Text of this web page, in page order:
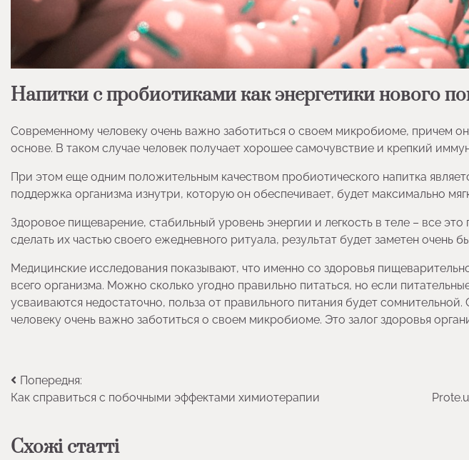
Напитки с пробиотиками как энергетики нового
Современному человеку очень важно заботиться о своем микробиоме, причем
основе. В таком случае человек получает хорошее самочувствие и крепкий
При этом еще одним положительным качеством пробиотического напитка
поддержка организма изнутри, которую он обеспечивает, будет максимально
Здоровое пищеварение, стабильный уровень энергии и легкость в теле – все
сделать их частью своего ежедневного ритуала, результат будет заметен очень
Медицинские исследования показывают, что именно со здоровья
всего организма. Можно сколько угодно правильно питаться, но если
усваиваются недостаточно, польза от правильного питания будет
человеку очень важно заботиться о своем микробиоме. Это залог здоровья
Навігація
записів
Попередня:
Как справиться с побочными эффектами химиотерапии
Схожі статті